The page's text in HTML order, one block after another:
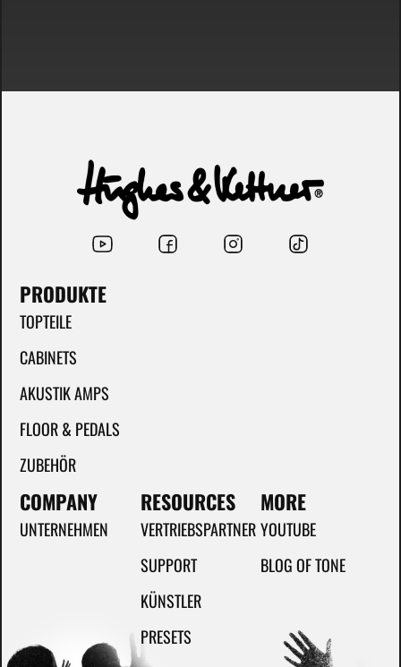
PRODUKTE
TOPTEILE
CABINETS
AKUSTIK AMPS
FLOOR & PEDALS
ZUBEHÖR
COMPANY
UNTERNEHMEN
RESOURCES
VERTRIEBSPARTNER
SUPPORT
KÜNSTLER
PRESETS
MORE
YOUTUBE
BLOG OF TONE